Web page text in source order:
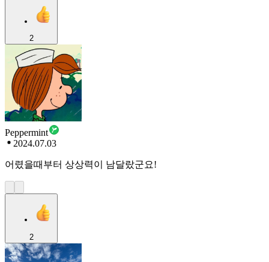
2
Peppermint
2024.07.03
어렸을때부터 상상력이 남달랐군요!
2